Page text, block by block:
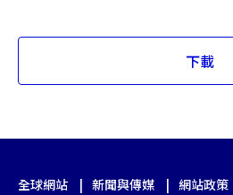
關於景順
香港
English
下載Opens
in
全球網站 新聞與傳媒 網站政策